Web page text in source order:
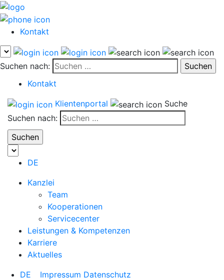
Kontakt
Suchen nach:
Kontakt
Klientenportal
Suche
Suchen nach:
DE
Kanzlei
Team
Kooperationen
Servicecenter
Leistungen & Kompetenzen
Karriere
Aktuelles
DE
Impressum Datenschutz